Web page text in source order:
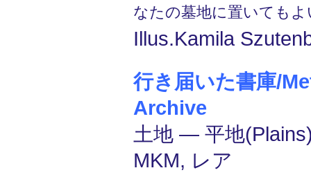
なたの墓地に置いてもよ
Illus.Kamila
行き届いた書庫/
Archive
土地 ― 平地
MKM, レア